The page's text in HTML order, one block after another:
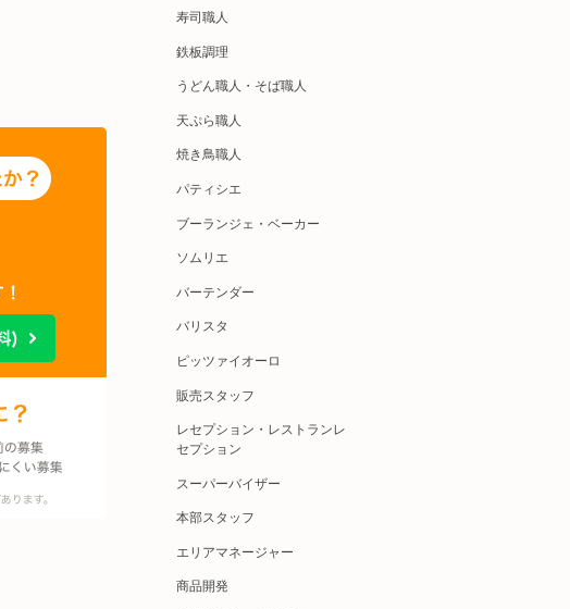
寿司職人
鉄板調理
うどん職人・そば職人
天ぷら職人
焼き鳥職人
パティシエ
ブーランジェ・ベーカー
ソムリエ
バーテンダー
バリスタ
ピッツァイオーロ
販売スタッフ
レセプション・レストランレ
セプション
スーパーバイザー
本部スタッフ
エリアマネージャー
商品開発